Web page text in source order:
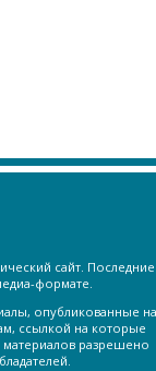
сайт. Последние
формате.
опубликованные на
ссылкой на которые
материалов разрешено